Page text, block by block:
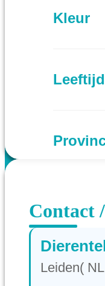
Kleur
Leeftijd
Contact
Leiden(